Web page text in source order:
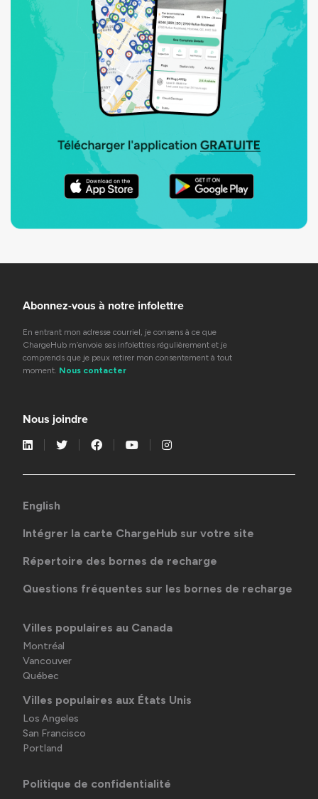
Abonnez-vous à notre infolettre
En entrant mon adresse courriel, je consens à ce que
ChargeHub m’envoie ses infolettres régulièrement et je
comprends que je peux retirer mon consentement à tout
moment. Nous contacter
Nous joindre
English
Intégrer la carte ChargeHub sur votre site
Répertoire des bornes de recharge
Questions fréquentes sur les bornes de recharge
Villes populaires au Canada
Montréal
Vancouver
Québec
Villes populaires aux États Unis
Los Angeles
San Francisco
Portland
Politique de confidentialité